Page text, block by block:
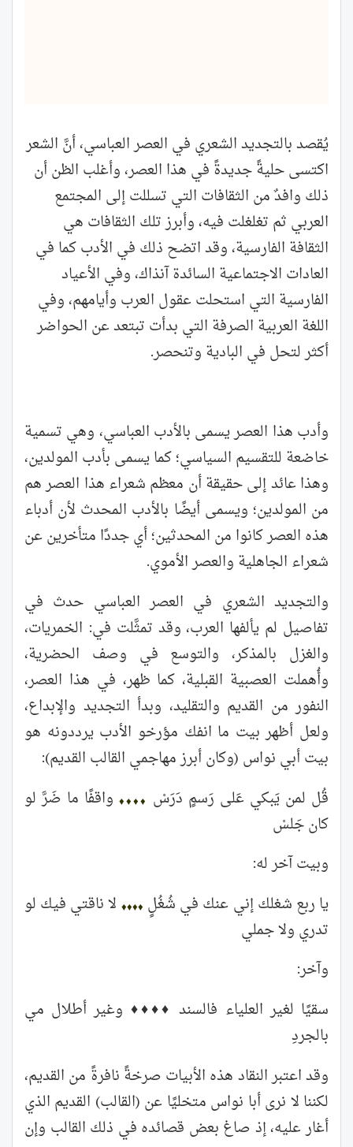
يُقصد بالتجديد الشعري في العصر العباسي، أنَّ الشعر
اكتسى حليةً جديدةً في هذا العصر، وأغلب الظن أن
ذلك وافدٌ من الثقافات التي تسللت إلى المجتمع
العربي ثم تغلغلت فيه، وأبرز تلك الثقافات هي
الثقافة الفارسية، وقد اتضح ذلك في الأدب كما في
العادات الاجتماعية السائدة آنذاك، وفي الأعياد
الفارسية التي استحلت عقول العرب وأيامهم، وفي
اللغة العربية الصرفة التي بدأت تبتعد عن الحواضر
أكثر لتحل في البادية وتنحصر.
وأدب هذا العصر يسمى بالأدب العباسي، وهي تسمية
خاضعة للتقسيم السياسي؛ كما يسمى بأدب المولدين،
وهذا عائد إلى حقيقة أن معظم شعراء هذا العصر هم
من المولدين؛ ويسمى أيضًا بالأدب المحدث لأن أدباء
هذه العصر كانوا من المحدثين؛ أي جددًا متأخرين عن
شعراء الجاهلية والعصر الأموي.
والتجديد الشعري في العصر العباسي حدث في
تفاصيل لم يألفها العرب، وقد تمثَّلت في: الخمريات،
والغزل بالمذكر، والتوسع في وصف الحضرية،
وأُهملت العصبية القبلية، كما ظهر، في هذا العصر،
النفور من القديم والتقليد، وبدأ التجديد والإبداع،
ولعل أظهر بيت ما انفك مؤرخو الأدب يرددونه هو
بيت أبي نواس (وكان أبرز مهاجمي القالب القديم):
قُل لمن يَبكي عَلى رَسمٍ دَرَسْ ♦♦♦♦ واقفًا ما ضَرَّ لو
كان جَلسْ
وبيت آخر له:
يا ربع شغلك إني عنك في شُغُلٍ ♦♦♦♦ لا ناقتي فيك لو
تدري ولا جملي
وآخر:
سقيًا لغير العلياء فالسند ♦♦♦♦ وغير أطلال مي
بالجردِ
وقد اعتبر النقاد هذه الأبيات صرخةً نافرةً من القديم،
لكننا لا نرى أبا نواس متخليًا عن (القالب) القديم الذي
أغار عليه، إذ صاغ بعض قصائده في ذلك القالب وإن